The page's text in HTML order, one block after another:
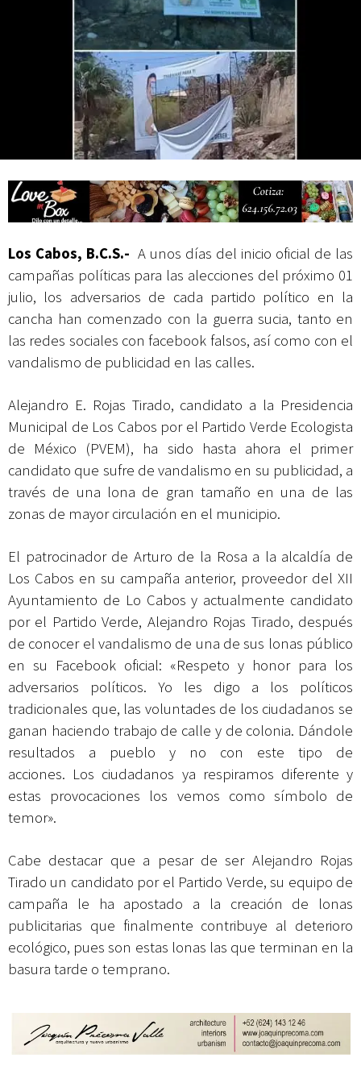
Mes Patrio
Atiende XV Ayuntamiento de Los Cabos planteamientos de Antorcha
Campesina
Los Cabos, B.C.S.- A unos días del inicio oficial de las
campañas políticas para las alecciones del próximo 01
julio, los adversarios de cada partido político en la
cancha han comenzado con la guerra sucia, tanto en
las redes sociales con facebook falsos, así como con el
vandalismo de publicidad en las calles.
Alejandro E. Rojas Tirado, candidato a la Presidencia
Municipal de Los Cabos por el Partido Verde Ecologista
de México (PVEM), ha sido hasta ahora el primer
candidato que sufre de vandalismo en su publicidad, a
través de una lona de gran tamaño en una de las
zonas de mayor circulación en el municipio.
El patrocinador de Arturo de la Rosa a la alcaldía de
Los Cabos en su campaña anterior, proveedor del XII
Ayuntamiento de Lo Cabos y actualmente candidato
por el Partido Verde, Alejandro Rojas Tirado, después
de conocer el vandalismo de una de sus lonas público
en su Facebook oficial: «Respeto y honor para los
adversarios políticos. Yo les digo a los políticos
tradicionales que, las voluntades de los ciudadanos se
ganan haciendo trabajo de calle y de colonia. Dándole
resultados a pueblo y no con este tipo de
acciones. Los ciudadanos ya respiramos diferente y
estas provocaciones los vemos como símbolo de
temor».
Cabe destacar que a pesar de ser Alejandro Rojas
Tirado un candidato por el Partido Verde, su equipo de
campaña le ha apostado a la creación de lonas
publicitarias que finalmente contribuye al deterioro
ecológico, pues son estas lonas las que terminan en la
basura tarde o temprano.